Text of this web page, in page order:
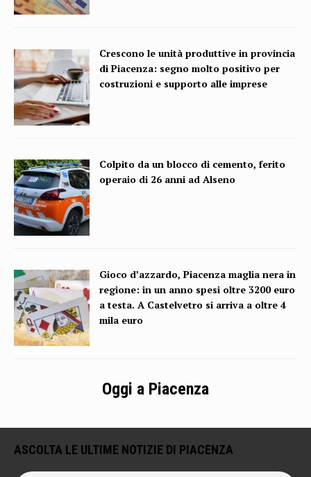
Crescono le unità produttive in provincia
di Piacenza: segno molto positivo per
costruzioni e supporto alle imprese
Colpito da un blocco di cemento, ferito
operaio di 26 anni ad Alseno
Gioco d’azzardo, Piacenza maglia nera in
regione: in un anno spesi oltre 3200 euro
a testa. A Castelvetro si arriva a oltre 4
mila euro
Oggi a Piacenza
ASCOLTA LE ULTIME NOTIZIE DI PIACENZA